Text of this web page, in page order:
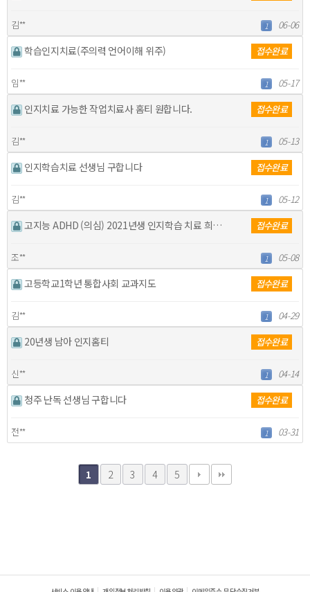
김** 1 06-06
학습인지치료(주의력 언어이해 위주) 접수완료
임** 1 05-17
인지치료 가능한 작업치료사 홈티 원합니다. 접수완료
김** 1 05-13
인지학습치료 선생님 구합니다 접수완료
김** 1 05-12
고지능 ADHD (의심) 2021년생 인지학습 치료 희… 접수완료
조** 1 05-08
고등학교1학년 통합사회 교과지도 접수완료
김** 1 04-29
20년생 남아 인지홈티 접수완료
신** 1 04-14
청주 난독 선생님 구합니다 접수완료
전** 1 03-31
1 2 3 4 5